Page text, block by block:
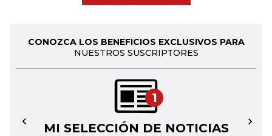
CONOZCA LOS BENEFICIOS EXCLUSIVOS PARA
NUESTROS SUSCRIPTORES
1
MI SELECCIÓN DE NOTICIAS
← →